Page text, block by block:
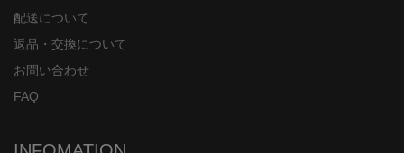
配送について
返品・交換について
お問い合わせ
FAQ